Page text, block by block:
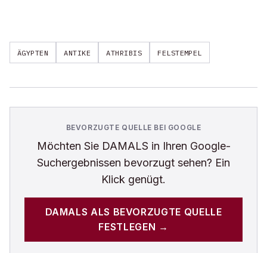
ÄGYPTEN ANTIKE ATHRIBIS FELSTEMPEL
BEVORZUGTE QUELLE BEI GOOGLE
Möchten Sie DAMALS in Ihren Google-
Suchergebnissen bevorzugt sehen? Ein
Klick genügt.
DAMALS ALS BEVORZUGTE QUELLE
FESTLEGEN →